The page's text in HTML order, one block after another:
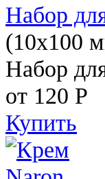
Набор
(10х100
Набор
от 120 Р
Купить